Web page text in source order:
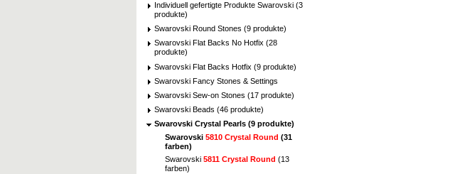
Individuell gefertigte Produkte Swarovski (3
produkte)
Swarovski Round Stones (9 produkte)
Swarovski Flat Backs No Hotfix (28
produkte)
Swarovski Flat Backs Hotfix (9 produkte)
Swarovski Fancy Stones & Settings
Swarovski Sew-on Stones (17 produkte)
Swarovski Beads (46 produkte)
Swarovski Crystal Pearls (9 produkte)
Swarovski 5810 Crystal Round (31
farben)
Swarovski 5811 Crystal Round (13
farben)